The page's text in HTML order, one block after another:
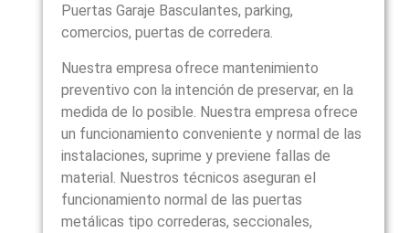
Puertas Garaje Basculantes, parking,
comercios, puertas de corredera.
Nuestra empresa ofrece mantenimiento
preventivo con la intención de preservar, en la
medida de lo posible. Nuestra empresa ofrece
un funcionamiento conveniente y normal de las
instalaciones, suprime y previene fallas de
material. Nuestros técnicos aseguran el
funcionamiento normal de las puertas
metálicas tipo correderas, seccionales,